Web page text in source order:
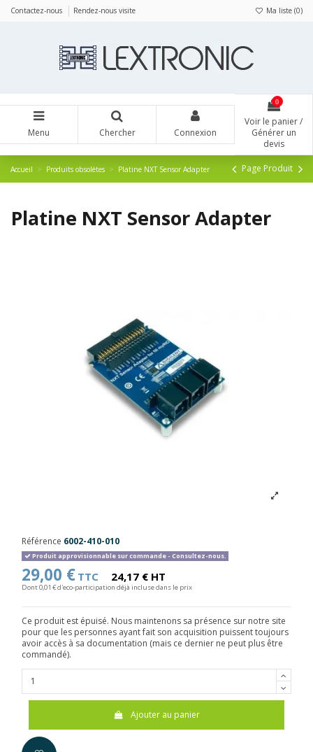
Contactez-nous Rendez-nous visite Ma liste (0)
Menu Chercher Connexion
0
Voir le panier /
Générer un
devis
Accueil Produits obsolètes Platine NXT Sensor Adapter Page Produit
Platine NXT Sensor Adapter
Référence 6002-410-010
Produit approvisionnable sur commande - Consultez-nous.
29,00 € TTC 24,17 € HT
Dont 0,01 € d'eco-participation déjà incluse dans le prix
Ce produit est épuisé. Nous maintenons sa présence sur notre site
pour que les personnes ayant fait son acquisition puissent toujours
avoir accès à sa documentation (mais ce dernier ne peut plus être
commandé).
Ajouter au panier
Panneau de gestion des cookies